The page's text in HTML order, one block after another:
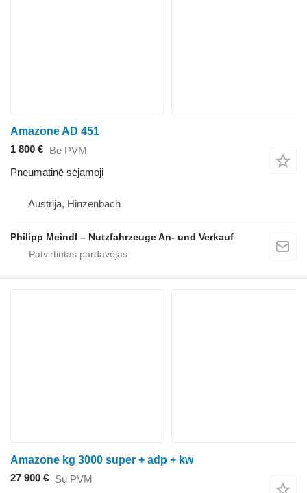
Amazone AD 451
1 800 € Be PVM
Pneumatinė sėjamoji
Austrija, Hinzenbach
Philipp Meindl – Nutzfahrzeuge An- und Verkauf
Amazone kg 3000 super + adp + kw
27 900 € Su PVM